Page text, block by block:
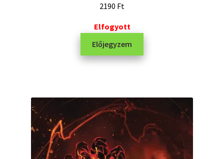
2190 Ft
Elfogyott
Előjegyzem